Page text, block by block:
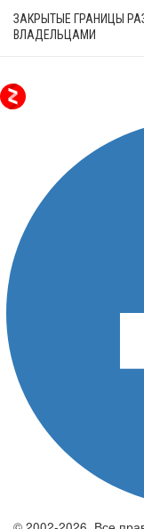
ЗАКРЫТЫЕ ГРАНИЦЫ
ВЛАДЕЛЬЦАМИ